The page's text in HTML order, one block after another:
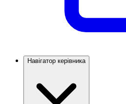
Навігатор керівника